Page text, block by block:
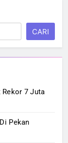
CARI
Rekor 7 Juta
Pekan